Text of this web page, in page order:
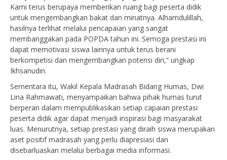
Kami terus berupaya memberikan ruang bagi peserta didik
untuk mengembangkan bakat dan minatnya. Alhamdulillah,
hasilnya terlihat melalui pencapaian yang sangat
membanggakan pada POPDA tahun ini. Semoga prestasi ini
dapat memotivasi siswa lainnya untuk terus berani
berkompetisi dan mengembangkan potensi diri,” ungkap
Ikhsanudin.
Sementara itu, Wakil Kepala Madrasah Bidang Humas, Dwi
Lina Rahmawati, menyampaikan bahwa pihak humas turut
berperan dalam mempublikasikan setiap capaian prestasi
peserta didik agar dapat menjadi inspirasi bagi masyarakat
luas. Menurutnya, setiap prestasi yang diraih siswa merupakan
aset positif madrasah yang perlu diapresiasi dan
disebarluaskan melalui berbagai media informasi.